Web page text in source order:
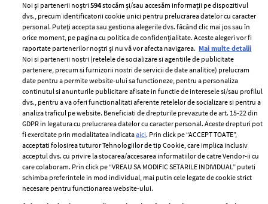
ELLE Style Awards
2024
Despre ELLE
Romania
Contact
Abonamente
Termeni si conditii
Politica de
confidențialitate
Politica de cookies
Publicitate
Noi și partenerii noștri594stocăm și/sau accesăm informații pe dispozitivul
dvs., precum identificatorii cookie unici pentru prelucrarea datelor cu caracter
personal. Puteți accepta sau gestiona alegerile dvs. făcând clic mai jos sau în
orice moment, pe pagina cu politica de confidențialitate. Aceste alegeri vor fi
raportate partenerilor noștri și nu vă vor afecta navigarea. Mai multe detalii
Noi si partenerii nostri (retelele de socializare si agentiile de publicitate
partenere, precum si furnizorii nostri de servicii de date analitice) prelucram
date pentru a permite website-ului sa functioneze, pentru a personaliza
continutul si anunturile publicitare afisate in functie de interesele si/sau profilul
dvs., pentru a va oferi functionalitati aferente retelelor de socializare si pentru a
analiza traficul pe website. Beneficiati de drepturile prevazute de art. 15-22 din
GDPR in legatura cu prelucrarea datelor cu caracter personal. Aceste drepturi pot
fi exercitate prin modalitatea indicataaici. Prin click pe “ACCEPT TOATE”,
acceptati folosirea tuturor Tehnologiilor de tip Cookie, care implica inclusiv
acceptul dvs. cu privire la stocarea/accesarea informatiilor de catre Vendor-ii cu
care colaboram. Prin click pe “VREAU SA MODIFIC SETARILE INDIVIDUAL” puteti
schimba preferintele in mod individual, mai putin cele legate de cookie strict
necesare pentru functionarea website-ului.